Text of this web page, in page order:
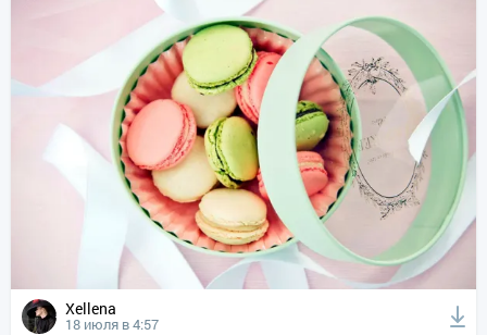
Xellena
18 июля в 4:57